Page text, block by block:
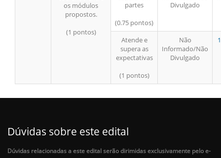
os módulos
propostos.
(1 pontos)
partes
(0.75 pontos)
Divulgado
Atende e
supera as
expectativas
(1 pontos)
Não
Informado/Não
Divulgado
Dúvidas sobre este edital
Dúvidas relacionadas a este edital serão dirimidas exclusivamente pelo e-